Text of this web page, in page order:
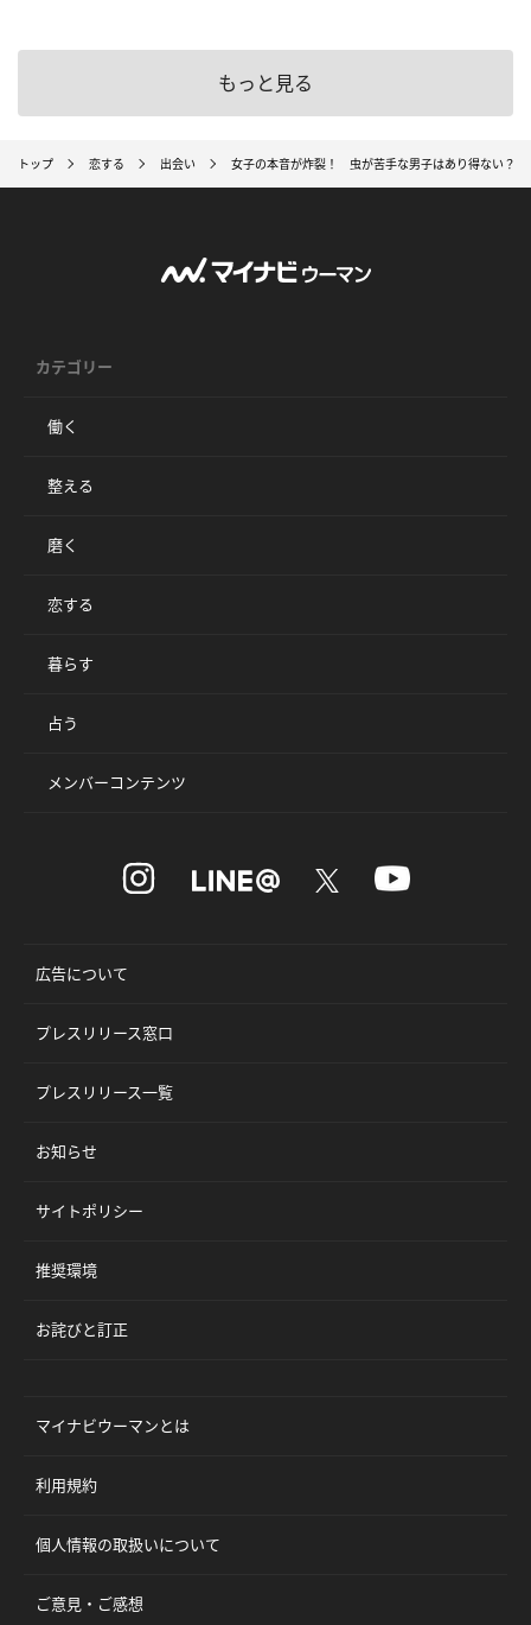
もっと見る
トップ 恋する 出会い 女子の本音が炸裂！ 虫が苦手な男子はあり得ない？
カテゴリー
働く
整える
磨く
恋する
暮らす
占う
メンバーコンテンツ
広告について
プレスリリース窓口
プレスリリース一覧
お知らせ
サイトポリシー
推奨環境
お詫びと訂正
マイナビウーマンとは
利用規約
個人情報の取扱いについて
ご意見・ご感想